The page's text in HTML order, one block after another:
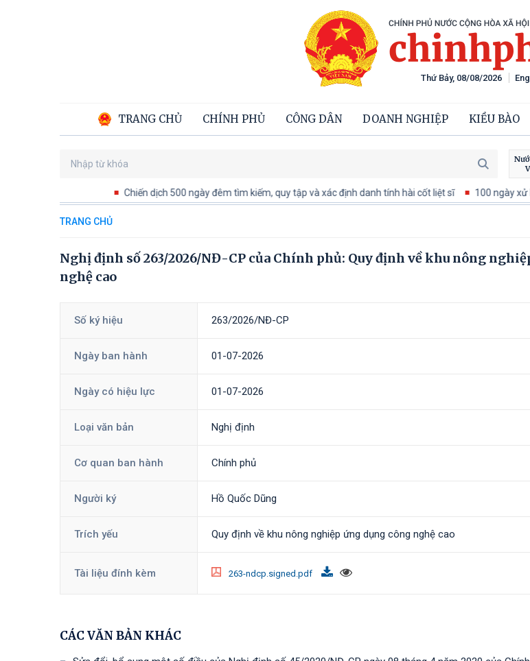
TRANG CHỦ CHÍNH PHỦ CÔNG DÂN DOANH NGHIỆP KIỀU BÀO
Thứ Bảy, 08/08/2026
Chiến dịch 500 ngày đêm tìm kiếm, quy tập và xác định danh tính hài cốt liệt sĩ 100 ngày xử lý
TRANG CHỦ
Nghị định số 263/2026/NĐ-CP của Chính phủ: Quy định về khu nông
nghệ cao
Số ký hiệu 263/2026/NĐ-CP
Ngày ban hành 01-07-2026
Ngày có hiệu lực 01-07-2026
Loại văn bản Nghị định
Cơ quan ban hành Chính phủ
Người ký Hồ Quốc Dũng
Trích yếu Quy định về khu nông nghiệp ứng dụng công nghệ cao
Tài liệu đính kèm 263-ndcp.signed.pdf
CÁC VĂN BẢN KHÁC